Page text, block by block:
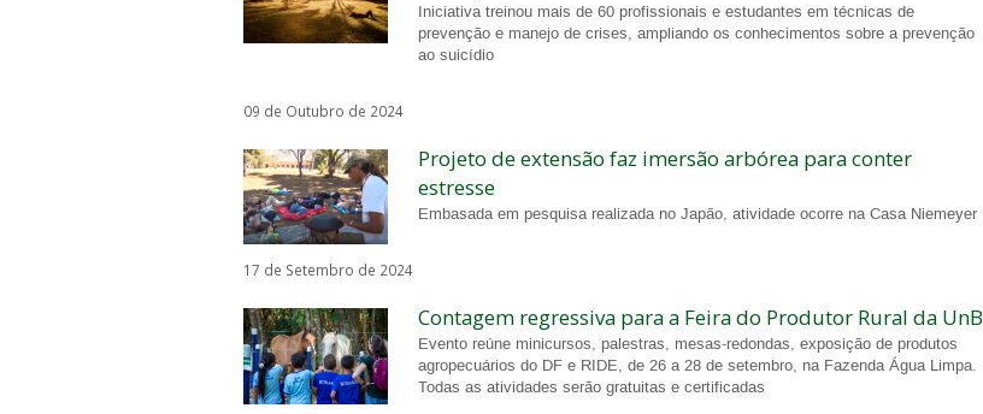
Iniciativa treinou mais de 60 profissionais e estudantes em técnicas de
prevenção e manejo de crises, ampliando os conhecimentos sobre a prevenção
ao suicídio
09 de Outubro de 2024
Projeto de extensão faz imersão arbórea para conter
estresse
Embasada em pesquisa realizada no Japão, atividade ocorre na Casa Niemeyer
17 de Setembro de 2024
Contagem regressiva para a Feira do Produtor Rural da UnB
Evento reúne minicursos, palestras, mesas-redondas, exposição de produtos
agropecuários do DF e RIDE, de 26 a 28 de setembro, na Fazenda Água Limpa.
Todas as atividades serão gratuitas e certificadas